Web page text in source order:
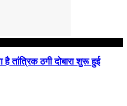
तांत्रिक ठगी दोबारा शुरू हुई